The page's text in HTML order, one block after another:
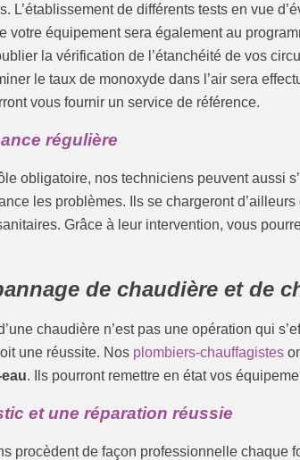
L’établissement de différents tests en vue
votre équipement sera également au
la vérification de l’étanchéité de vos
le taux de monoxyde dans l’air sera
vous fournir un service de référence.
régulière
obligatoire, nos techniciens peuvent aussi
les problèmes. Ils se chargeront
Grâce à leur intervention, vous
de chaudière et de
chaudière n’est pas une opération qui
une réussite. Nos plombiers-chauffagistes
. Ils pourront remettre en état vos
et une réparation réussie
procèdent de façon professionnelle chaque